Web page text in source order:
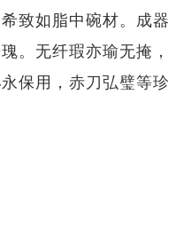
致如脂中碗材。成器
。无纤瑕亦瑜无掩，
保用，赤刀弘璧等珍